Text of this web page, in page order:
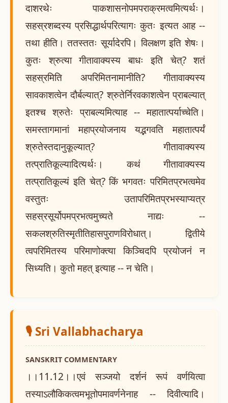
दाशरथेः पाकशासनोपमपराक्रमत्वमित्यर्थः।
सहस्रशब्दस्य प्रसिद्धार्थपरित्यागः कुतः इत्यत आह --
तथा हीति। ततस्ततः सूर्यादेरपि। विलक्षण इति शेषः।
कुतः श्रुत्या गीतावाक्यस्य बाधः इति चेत्? शतं
सहस्रमिति अपरिमितनामानीति? गीतावाक्यस्य
सावकाशत्वेन दौर्बल्यात्? श्रुतेर्निरवकाशत्वेन प्राबल्यात्
इतश्च श्रुतेः प्राबल्यमित्याह -- महातात्पर्याच्चेति।
समस्तागमानां महाप्रयोजनाय यद्भगवति महातात्पर्यं
श्रुतेस्तदानुकूल्यात्? गीतावाक्यस्य
तत्प्रातिकूल्यादित्यर्थः। कथं गीतावाक्यस्य
तत्प्रातिकूल्यं इति चेत्? किं भगवतः परिमितप्रभत्वमेव
वस्तुतः उतापरिमितप्रभस्याप्यत्र
सहस्रसूर्योपमप्रभत्वमुच्यते नाद्यः --
सकलश्रुतिस्मृतीतिहासपुराणविरोधात्। द्वितीये
त्वपरिमितस्य परिमाणोक्त्या किञ्चिदपि प्रयोजनं न
सिध्यति। कुतो महत् इत्याह -- न चेति।
🎙️ Sri Vallabhacharya
SANSKRIT COMMENTARY
।।11.12।।एवं सञ्जयो दर्शनं रूपं वर्णयित्वा
तस्याऽलौकिकत्वमभूतोपमावर्णनेनाह -- दिवीत्यादि।